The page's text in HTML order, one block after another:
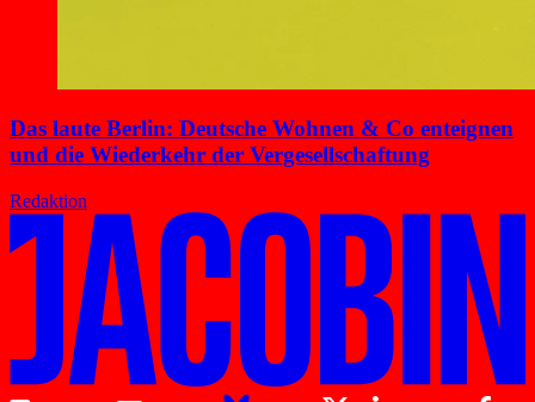
Das laute Berlin: Deutsche Wohnen & Co enteignen
und die Wiederkehr der Vergesellschaftung
Redaktion